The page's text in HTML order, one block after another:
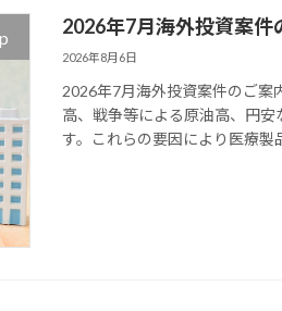
2026年7月海外投資案
2026年8月6日
2026年7月海外投資案件のご案
高、戦争等による原油高、円
す。これらの要因により医療製